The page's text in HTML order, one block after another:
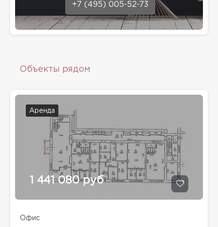
+7 (495) 005-52-73
Объекты рядом
Аренда
1 441 080 руб
Офис